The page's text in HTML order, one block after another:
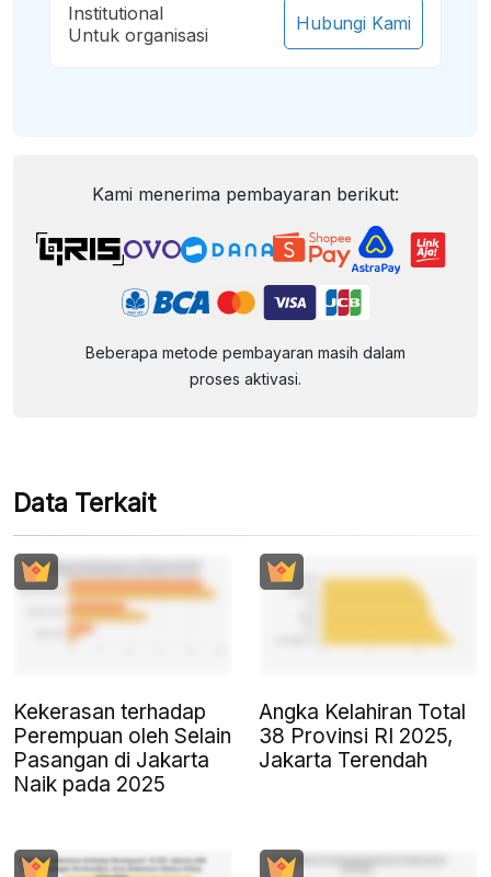
Institutional
Untuk organisasi
Hubungi Kami
Kami menerima pembayaran berikut:
Beberapa metode pembayaran masih dalam
proses aktivasi.
Data Terkait
Kekerasan terhadap
Perempuan oleh Selain
Pasangan di Jakarta
Naik pada 2025
Angka Kelahiran Total
38 Provinsi RI 2025,
Jakarta Terendah